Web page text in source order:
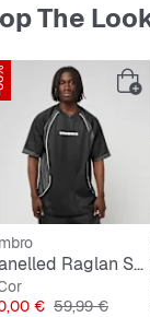
The
Panelled Raglan Shirt
€ Preço original
59,99 €